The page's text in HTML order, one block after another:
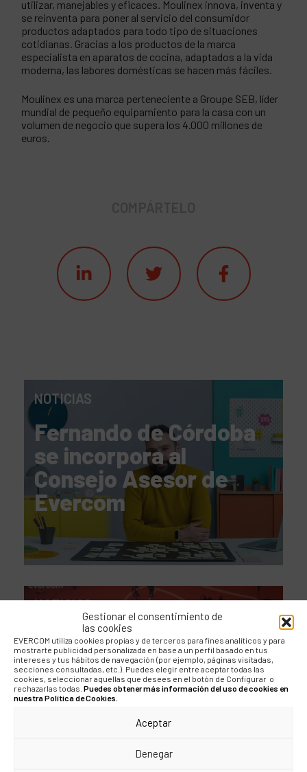
Gestionar el consentimiento de
las cookies
EVERCOM utiliza cookies propias y de terceros para fines analíticos y para
mostrarte publicidad personalizada en base a un perfil basado en tus
intereses y tus hábitos de navegación (por ejemplo, páginas visitadas,
secciones consultadas, etc.). Puedes elegir entre aceptar todas las
cookies, seleccionar aquellas que desees en el botón de Configurar o
rechazarlas todas. Puedes obtener más información del uso de cookies en
nuestra Política de Cookies.
Aceptar
Denegar
utilizar, manejables y eficaces. Moulinex innova, inventa y
se reinventa para poner al servicio del consumidor
productos adaptados para todo tipo de situaciones
cotidianas. Gracias a los productos de la marca
especialista en aparatos de cocina, adaptados a la vida
moderna, las labores domésticas se hacen más fáciles.
Moulinex es una marca perteneciente a Groupe SEB, líder
mundial de pequeño equipamiento para la casa con un
volumen de negocio que supera los 4.000 millones de
euros.
NOTICIAS
Fernando de Córdoba
se incorpora al
Consejo Asesor de
Evercom
NOTICIAS
El nuevo consejo
asesor de Evercom:
seniority, estrategia y
valor añadido